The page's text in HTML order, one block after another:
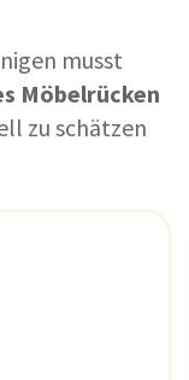
musst
Möbelrücken
zu schätzen